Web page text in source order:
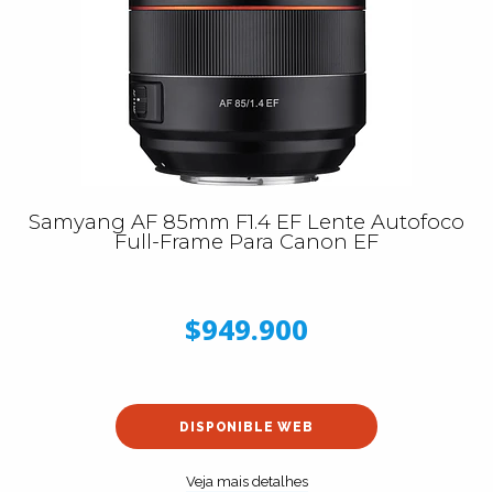
Samyang AF 85mm F1.4 EF Lente Autofoco
Full-Frame Para Canon EF
$949.900
DISPONIBLE WEB
Veja mais detalhes